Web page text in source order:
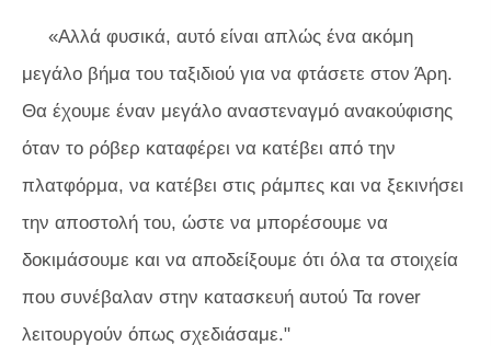
«Αλλά φυσικά, αυτό είναι απλώς ένα ακόμη
μεγάλο βήμα του ταξιδιού για να φτάσετε στον Άρη.
Θα έχουμε έναν μεγάλο αναστεναγμό ανακούφισης
όταν το ρόβερ καταφέρει να κατέβει από την
πλατφόρμα, να κατέβει στις ράμπες και να ξεκινήσει
την αποστολή του, ώστε να μπορέσουμε να
δοκιμάσουμε και να αποδείξουμε ότι όλα τα στοιχεία
που συνέβαλαν στην κατασκευή αυτού Τα rover
λειτουργούν όπως σχεδιάσαμε."